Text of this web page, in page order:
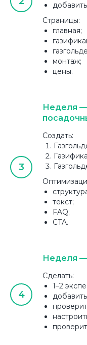
Страницы:
главная;
монтаж;
цены.
Неделя
Создать:
текст;
FAQ;
CTA.
Неделя —
Сделать:
1–2